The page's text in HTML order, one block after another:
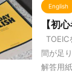
English
【初
TOEIC
間が足
解答用